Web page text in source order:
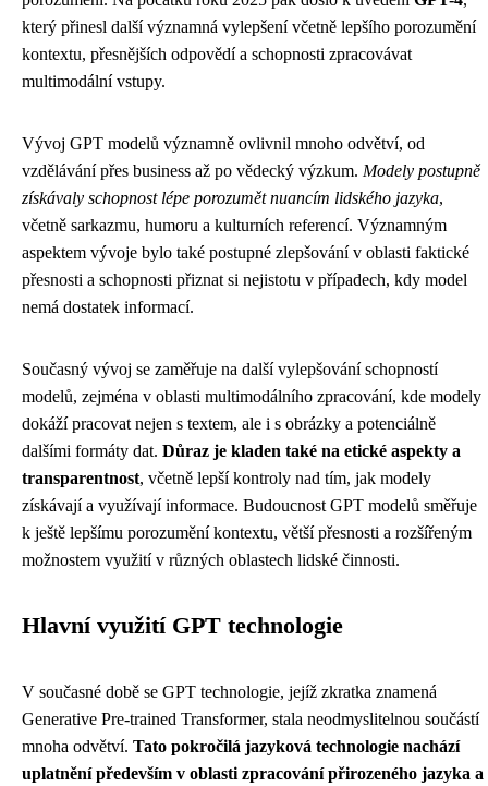
který přinesl další významná vylepšení včetně lepšího porozumění
kontextu, přesnějších odpovědí a schopnosti zpracovávat
multimodální vstupy.
Vývoj GPT modelů významně ovlivnil mnoho odvětví, od
vzdělávání přes business až po vědecký výzkum. Modely postupně
získávaly schopnost lépe porozumět nuancím lidského jazyka,
včetně sarkazmu, humoru a kulturních referencí. Významným
aspektem vývoje bylo také postupné zlepšování v oblasti faktické
přesnosti a schopnosti přiznat si nejistotu v případech, kdy model
nemá dostatek informací.
Současný vývoj se zaměřuje na další vylepšování schopností
modelů, zejména v oblasti multimodálního zpracování, kde modely
dokáží pracovat nejen s textem, ale i s obrázky a potenciálně
dalšími formáty dat. Důraz je kladen také na etické aspekty a
transparentnost, včetně lepší kontroly nad tím, jak modely
získávají a využívají informace. Budoucnost GPT modelů směřuje
k ještě lepšímu porozumění kontextu, větší přesnosti a rozšířeným
možnostem využití v různých oblastech lidské činnosti.
Hlavní využití GPT technologie
V současné době se GPT technologie, jejíž zkratka znamená
Generative Pre-trained Transformer, stala neodmyslitelnou součástí
mnoha odvětví. Tato pokročilá jazyková technologie nachází
uplatnění především v oblasti zpracování přirozeného jazyka a